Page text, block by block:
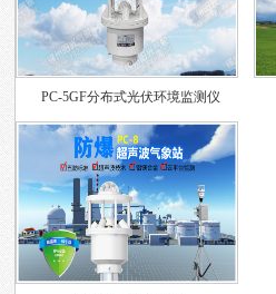
PC-5GF分布式光伏环境监测仪